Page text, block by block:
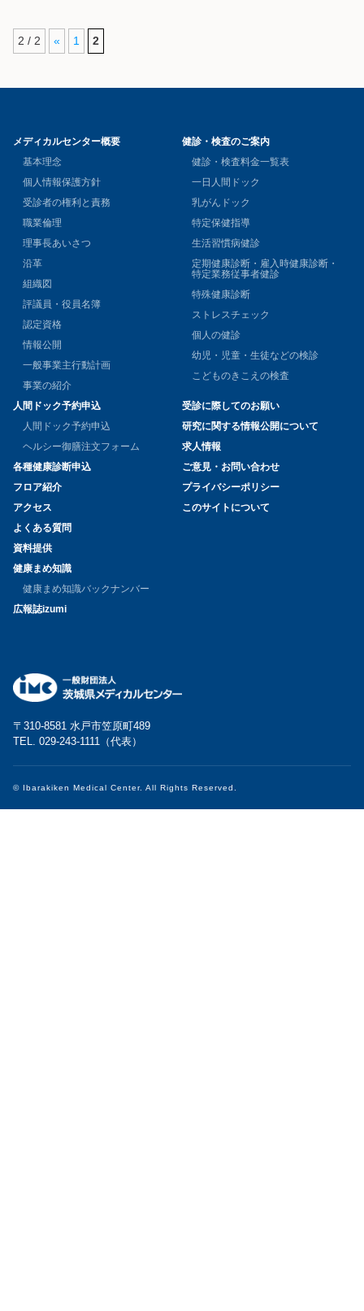
2 / 2 « 1 2
メディカルセンター概要
基本理念
個人情報保護方針
受診者の権利と責務
職業倫理
理事長あいさつ
沿革
組織図
評議員・役員名簿
認定資格
情報公開
一般事業主行動計画
事業の紹介
健診・検査のご案内
健診・検査料金一覧表
一日人間ドック
乳がんドック
特定保健指導
生活習慣病健診
定期健康診断・雇入時健康診断・
特定業務従事者健診
特殊健康診断
ストレスチェック
個人の健診
幼児・児童・生徒などの検診
こどものきこえの検査
人間ドック予約申込
人間ドック予約申込
ヘルシー御膳注文フォーム
各種健康診断申込
フロア紹介
アクセス
よくある質問
資料提供
健康まめ知識
健康まめ知識バックナンバー
広報誌izumi
受診に際してのお願い
研究に関する情報公開について
求人情報
ご意見・お問い合わせ
プライバシーポリシー
このサイトについて
〒310-8581 水戸市笠原町489
TEL. 029-243-1111（代表）
© Ibarakiken Medical Center. All Rights Reserved.